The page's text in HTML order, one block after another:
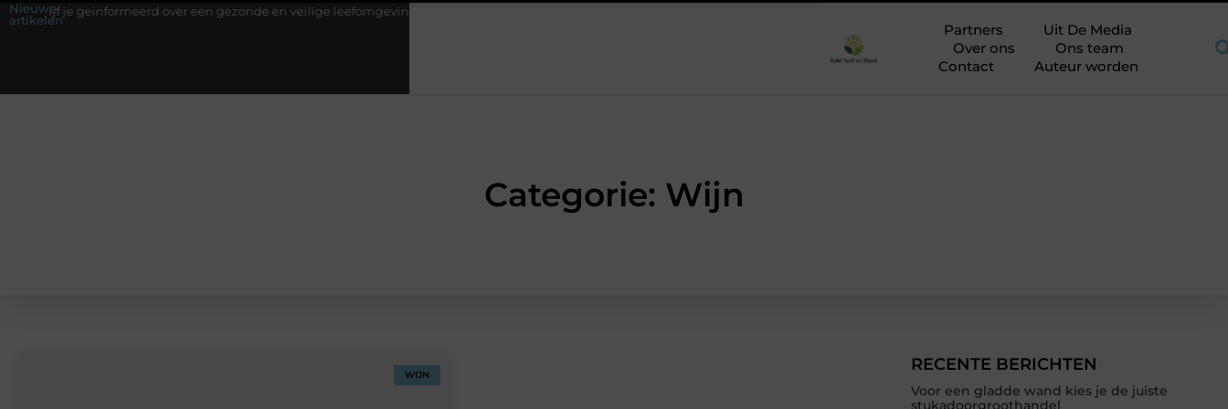
Nieuwe
artikelen
geïnformeerd over een gezonde en veilige leefomgeving Waarom een werkschakelaar onmisbaar is bij veel technische installaties
Partners
Uit De Media
Over ons
Ons team
Contact
Auteur worden
Categorie: Wijn
RECENTE BERICHTEN
Voor een gladde wand kies je de juiste
stukadoorgroothandel
WIJN